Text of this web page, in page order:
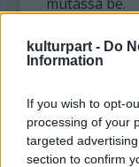
kulturpart - Do
Information
If you wish to opt-
processing of your
targeted
section to confirm
A budapesti
rendező,
Az előadás
a díszleteket
tervezte, a